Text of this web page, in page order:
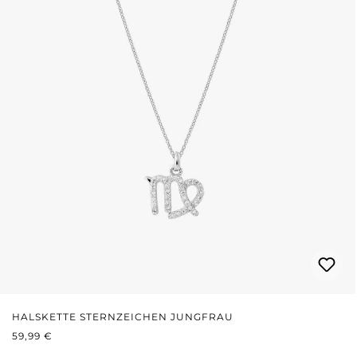
HALSKETTE STERNZEICHEN JUNGFRAU
REGULÄRER PREIS:
59,99 €